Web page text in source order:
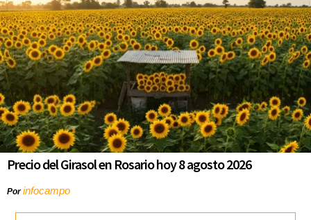
Precio del Girasol en Rosario hoy 8 agosto 2026
Porinfocampo